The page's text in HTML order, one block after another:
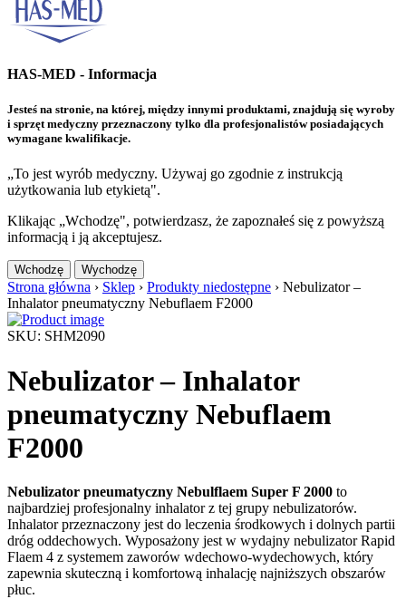
HAS-MED - Informacja
Jesteś na stronie, na której, między innymi produktami, znajdują się wyroby
i sprzęt medyczny przeznaczony tylko dla profesjonalistów posiadających
wymagane kwalifikacje.
„To jest wyrób medyczny. Używaj go zgodnie z instrukcją
użytkowania lub etykietą".
Klikając „Wchodzę", potwierdzasz, że zapoznałeś się z powyższą
informacją i ją akceptujesz.
Wchodzę Wychodzę
Strona główna › Sklep › Produkty niedostępne › Nebulizator –
Inhalator pneumatyczny Nebuflaem F2000
SKU: SHM2090
Nebulizator – Inhalator
pneumatyczny Nebuflaem
F2000
Nebulizator pneumatyczny Nebulflaem Super F 2000 to
najbardziej profesjonalny inhalator z tej grupy nebulizatorów.
Inhalator przeznaczony jest do leczenia środkowych i dolnych partii
dróg oddechowych. Wyposażony jest w wydajny nebulizator Rapid
Flaem 4 z systemem zaworów wdechowo-wydechowych, który
zapewnia skuteczną i komfortową inhalację najniższych obszarów
płuc.